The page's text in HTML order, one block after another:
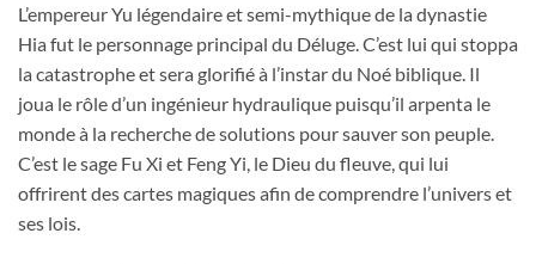
L’empereur Yu légendaire et semi-mythique de la dynastie
Hia fut le personnage principal du Déluge. C’est lui qui stoppa
la catastrophe et sera glorifié à l’instar du Noé biblique. Il
joua le rôle d’un ingénieur hydraulique puisqu’il arpenta le
monde à la recherche de solutions pour sauver son peuple.
C’est le sage Fu Xi et Feng Yi, le Dieu du fleuve, qui lui
offrirent des cartes magiques afin de comprendre l’univers et
ses lois.